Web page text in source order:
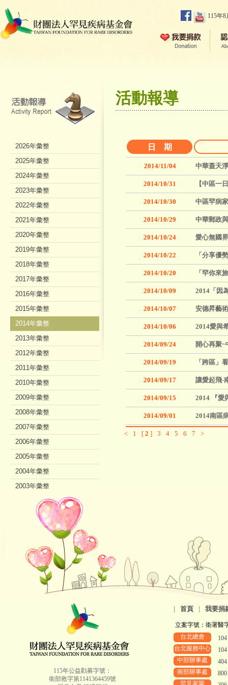
115年
活動報導
日 期
2014/11/04 中華蓋天
2014/10/31 【中區一
2014/10/30 中區罕病
2014/10/29 中華郵政
2014/10/24 愛心無國
2014/10/22 「分享優
2014/10/20 「罕你來
2014/10/09 2014「因
2014/10/07 安德昇藝
2014/10/06 2014愛與
2014/09/24 開心再聚
2014/09/19 「跨區」
2014/09/17 讓愛起飛-
2014/09/15 2014 『愛
2014/09/01 2014南區
< 1 [ 2 ] 3 4 5 6 7 >
2026年彙整
2025年彙整
2024年彙整
2023年彙整
2022年彙整
2021年彙整
2020年彙整
2019年彙整
2018年彙整
2017年彙整
2016年彙整
2015年彙整
2014年彙整
2013年彙整
2012年彙整
2011年彙整
2010年彙整
2009年彙整
2008年彙整
2007年彙整
2006年彙整
2005年彙整
2004年彙整
2003年彙整
2002年彙整
115年公益勸募字號：
衛部救字第1141364459號
首頁 我要捐
立案字號：衛署醫
台北總會
台北服務中心
中部辦事處
南部辦事處
罕見家園